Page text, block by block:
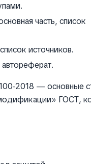
часть, список
источников.
— основные
ГОСТ,